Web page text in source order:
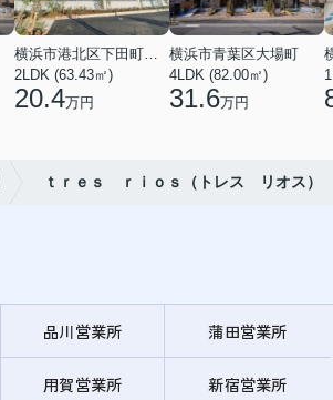
2LDK (63.43㎡)
20.4万円
横浜市青葉区大場町
4LDK (82.00㎡)
31.6万円
ｔｒｅｓ ｒｉｏｓ（トレス リオス）
品川営業所 蒲田営業所
用賀営業所 新宿営業所